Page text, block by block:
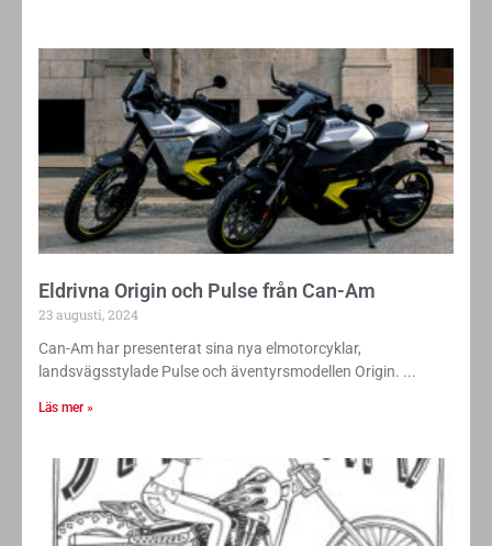
Eldrivna Origin och Pulse från Can-Am
23 augusti, 2024
Can-Am har presenterat sina nya elmotorcyklar,
landsvägsstylade Pulse och äventyrsmodellen Origin.
Läs mer »